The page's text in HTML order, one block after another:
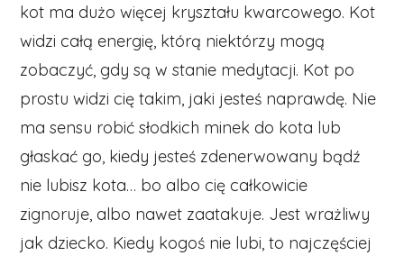
kot ma dużo więcej kryształu kwarcowego. Kot
widzi całą energię, którą niektórzy mogą
zobaczyć, gdy są w stanie medytacji. Kot po
prostu widzi cię takim, jaki jesteś naprawdę. Nie
ma sensu robić słodkich minek do kota lub
głaskać go, kiedy jesteś zdenerwowany bądź
nie lubisz kota… bo albo cię całkowicie
zignoruje, albo nawet zaatakuje. Jest wrażliwy
jak dziecko. Kiedy kogoś nie lubi, to najczęściej